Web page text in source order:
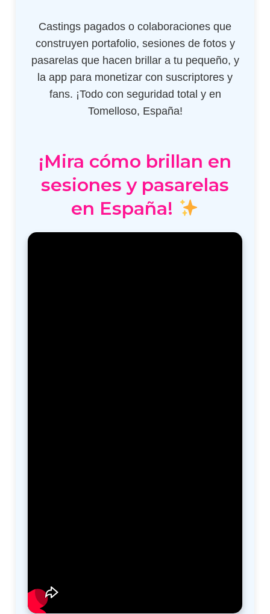
Castings pagados o colaboraciones que
construyen portafolio, sesiones de fotos y
pasarelas que hacen brillar a tu pequeño, y
la app para monetizar con suscriptores y
fans. ¡Todo con seguridad total y en
Tomelloso, España!
¡Mira cómo brillan en
sesiones y pasarelas
en España!